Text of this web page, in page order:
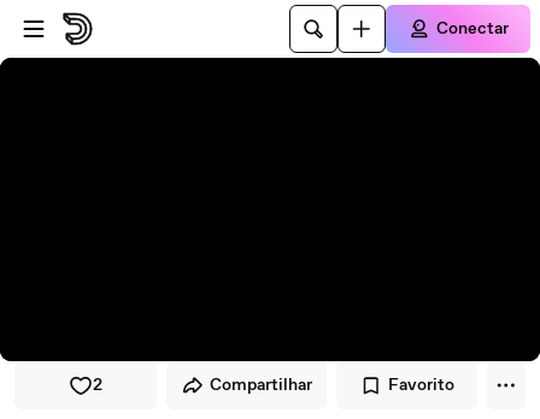
Pular para o player
Ir para o conteúdo principal
Conectar
2 Compartilhar Favorito